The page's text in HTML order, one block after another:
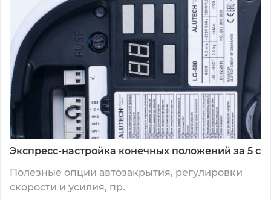
Экспресс-настройка конечных положений за 5 с
Полезные опции автозакрытия, регулировки
скорости и усилия, пр.